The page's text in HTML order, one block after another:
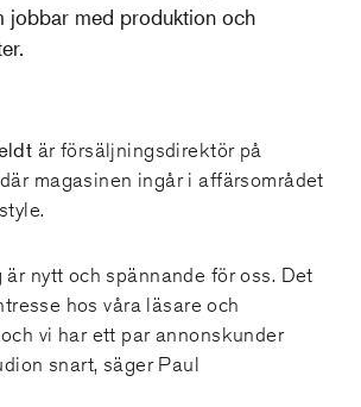
jobbar med produktion och
är försäljningsdirektör på
magasinen ingår i affärsområdet
nytt och spännande för oss. Det
hos våra läsare och
vi har ett par annonskunder
snart, säger Paul